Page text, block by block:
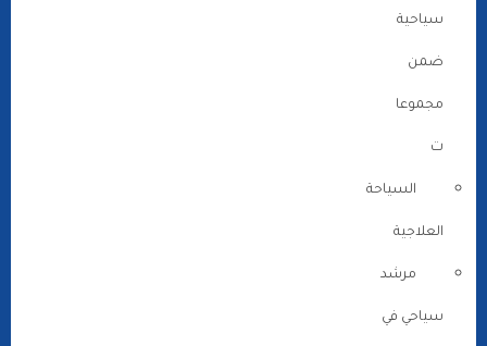
سياحية
ضمن
مجموعا
ت
السياحة
العلاجية
مرشد
سياحي في